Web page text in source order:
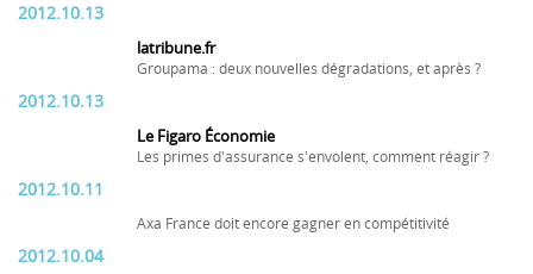
2012.10.13
latribune.fr
Groupama : deux nouvelles dégradations, et après ?
2012.10.13
Le Figaro Économie
Les primes d'assurance s'envolent, comment réagir ?
2012.10.11
Axa France doit encore gagner en compétitivité
2012.10.04